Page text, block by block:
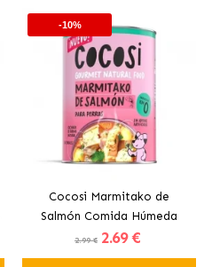
-10%
Cocosi Marmitako de
Salmón Comida Húmeda
para Perros Adultos
2.99 € 2.69 €